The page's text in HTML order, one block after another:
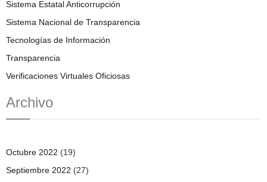
Sistema Estatal Anticorrupción
Sistema Nacional de Transparencia
Tecnologías de Información
Transparencia
Verificaciones Virtuales Oficiosas
Archivo
Octubre 2022 (19)
Septiembre 2022 (27)